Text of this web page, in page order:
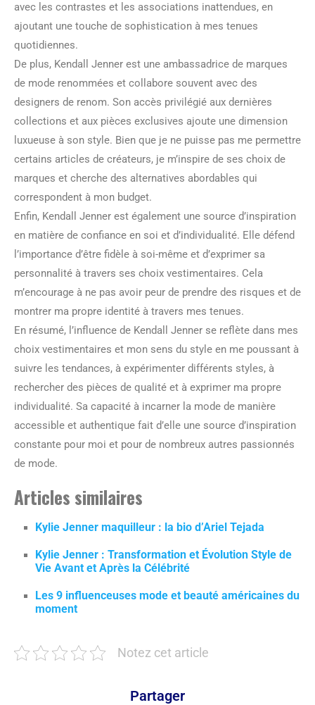
avec les contrastes et les associations inattendues, en
ajoutant une touche de sophistication à mes tenues
quotidiennes.
De plus, Kendall Jenner est une ambassadrice de marques
de mode renommées et collabore souvent avec des
designers de renom. Son accès privilégié aux dernières
collections et aux pièces exclusives ajoute une dimension
luxueuse à son style. Bien que je ne puisse pas me permettre
certains articles de créateurs, je m’inspire de ses choix de
marques et cherche des alternatives abordables qui
correspondent à mon budget.
Enfin, Kendall Jenner est également une source d’inspiration
en matière de confiance en soi et d’individualité. Elle défend
l’importance d’être fidèle à soi-même et d’exprimer sa
personnalité à travers ses choix vestimentaires. Cela
m’encourage à ne pas avoir peur de prendre des risques et de
montrer ma propre identité à travers mes tenues.
En résumé, l’influence de Kendall Jenner se reflète dans mes
choix vestimentaires et mon sens du style en me poussant à
suivre les tendances, à expérimenter différents styles, à
rechercher des pièces de qualité et à exprimer ma propre
individualité. Sa capacité à incarner la mode de manière
accessible et authentique fait d’elle une source d’inspiration
constante pour moi et pour de nombreux autres passionnés
de mode.
Articles similaires
Kylie Jenner maquilleur : la bio d’Ariel Tejada
Kylie Jenner : Transformation et Évolution Style de
Vie Avant et Après la Célébrité
Les 9 influenceuses mode et beauté américaines du
moment
Notez cet article
Partager